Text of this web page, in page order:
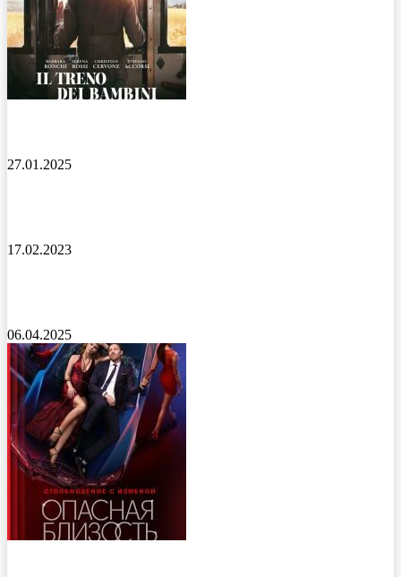
27.01.2025
17.02.2023
06.04.2025